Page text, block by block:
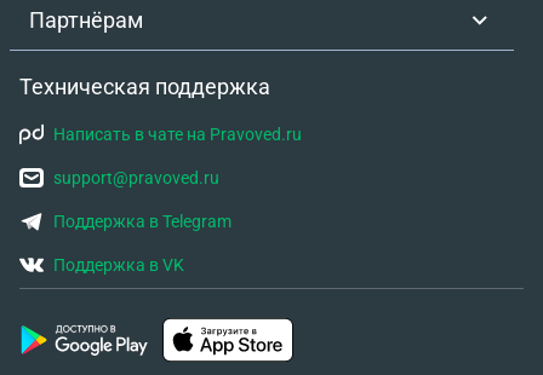
Партнёрам
Техническая поддержка
Написать в чате на Pravoved.ru
support@pravoved.ru
Поддержка в Telegram
Поддержка в VK